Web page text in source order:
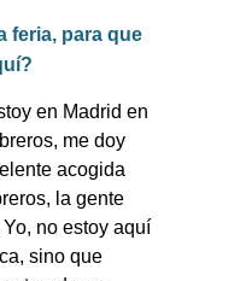
feria, para que
en Madrid en
me doy
acogida
la gente
no estoy aquí
sino que